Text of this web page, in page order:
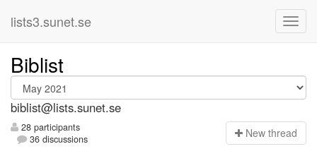
lists3.sunet.se
Biblist
biblist@lists.sunet.se
28 participants
36 discussions
New thread